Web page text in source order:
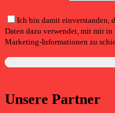
Ich bin damit einverstanden,
Daten dazu verwendet, mit mir
Marketing-Informationen zu
Unsere Partner